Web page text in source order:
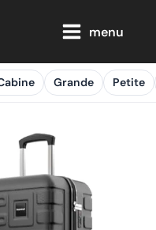
menu
Grande Petite